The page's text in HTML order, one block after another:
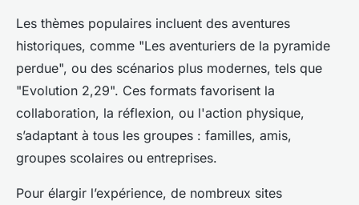
Les thèmes populaires incluent des aventures
historiques, comme "Les aventuriers de la pyramide
perdue", ou des scénarios plus modernes, tels que
"Evolution 2,29". Ces formats favorisent la
collaboration, la réflexion, ou l'action physique,
s’adaptant à tous les groupes : familles, amis,
groupes scolaires ou entreprises.
Pour élargir l’expérience, de nombreux sites